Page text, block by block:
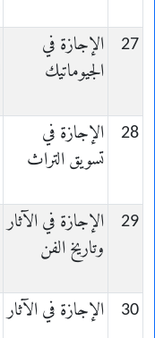
27
الإجازة في
الجيوماتيك
28
الإجازة في
تسويق التراث
29
الإجازة في الآثار
وتاريخ الفن
30
الإجازة في الآثار